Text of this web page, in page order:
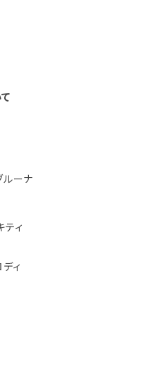
ルーナ
ティ
ィ